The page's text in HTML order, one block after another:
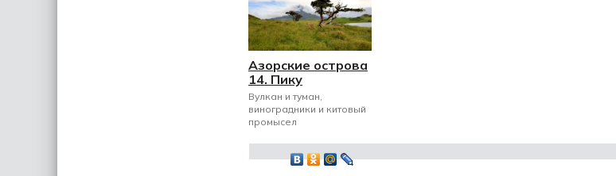
Азорские острова
14. Пику
Вулкан и туман,
виноградники и китовый
промысел